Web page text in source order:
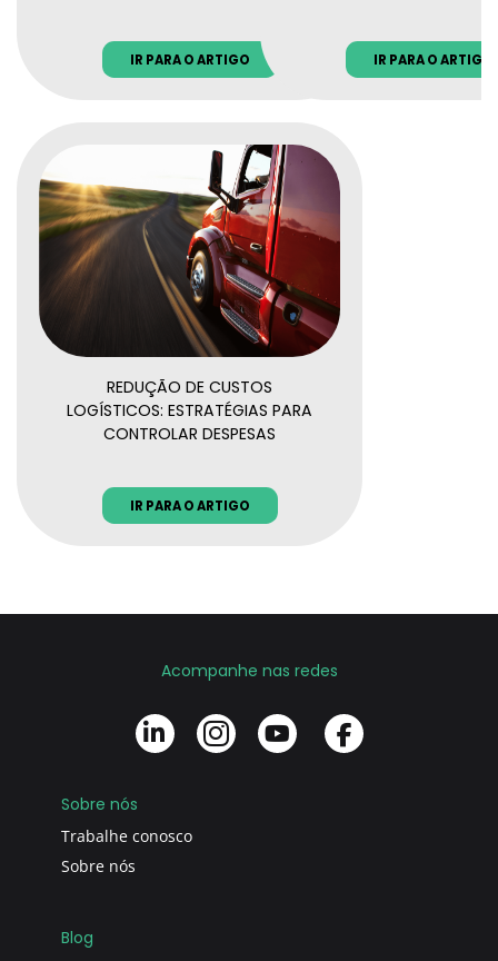
IR PARA O ARTIGO IR PARA O ARTIGO
REDUÇÃO DE CUSTOS
LOGÍSTICOS: ESTRATÉGIAS PARA
CONTROLAR DESPESAS
IR PARA O ARTIGO
Acompanhe nas redes
Sobre nós
Trabalhe conosco
Sobre nós
Blog